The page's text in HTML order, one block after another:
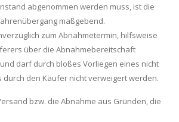
abgenommen werden muss, ist die
maßgebend.
zum Abnahmetermin, hilfsweise
über die Abnahmebereitschaft
darf durch bloßes Vorliegen eines nicht
durch den Käufer nicht verweigert werden.
bzw. die Abnahme aus Gründen, die